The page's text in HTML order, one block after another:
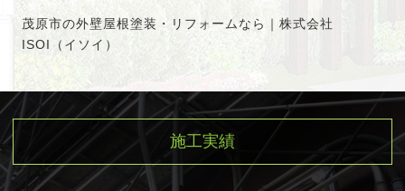
茂原市の外壁屋根塗装・リフォームなら｜株式会社
ISOI（イソイ）
施工実績